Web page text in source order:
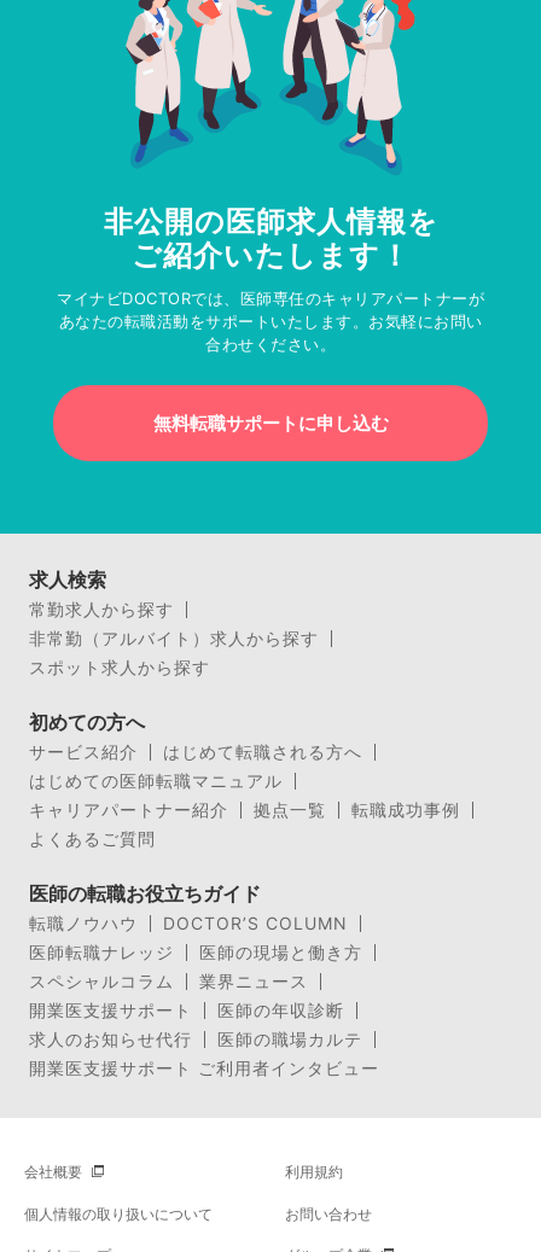
非公開の医師求人情報を
ご紹介いたします！
マイナビDOCTORでは、医師専任のキャリアパートナーが
あなたの転職活動をサポートいたします。お気軽にお問い
合わせください。
無料転職サポートに申し込む
求人検索
常勤求人から探す
非常勤（アルバイト）求人から探す
スポット求人から探す
初めての方へ
サービス紹介
はじめて転職される方へ
はじめての医師転職マニュアル
キャリアパートナー紹介
拠点一覧
転職成功事例
よくあるご質問
医師の転職お役立ちガイド
転職ノウハウ
DOCTOR’S COLUMN
医師転職ナレッジ
医師の現場と働き方
スペシャルコラム
業界ニュース
開業医支援サポート
医師の年収診断
求人のお知らせ代行
医師の職場カルテ
開業医支援サポート ご利用者インタビュー
会社概要 利用規約
個人情報の取り扱いについて お問い合わせ